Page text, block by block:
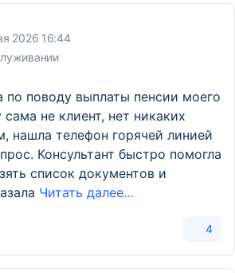
2026 16:44
по поводу выплаты пенсии моего
не клиент, нет никаких
нашла телефон горячей линией
Консультант быстро помогла
список документов и
Читать далее...
4